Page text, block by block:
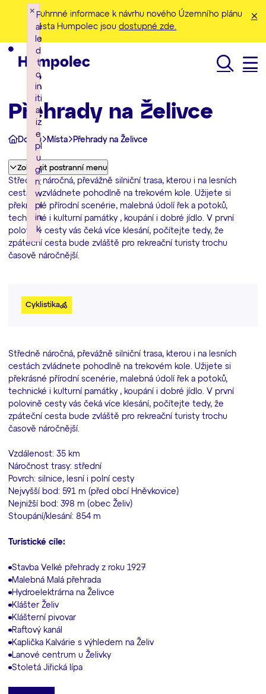
Souhrnné informace k návrhu nového Územního plánu
města Humpolec jsoudostupné zde.
Přehrady na Želivce
Domů Místa Přehrady na Želivce
Středně náročná, převážně silniční trasa, kterou i na lesních
cestách zvládnete pohodlně na trekovém kole. Užijete si
překrásné přírodní scenérie, malebná údolí řek a potoků,
technické i kulturní památky , koupání i dobré jídlo. V první
polovině cesty vás čeká více klesání, počítejte tedy, že
zpáteční cesta bude zvláště pro rekreační turisty trochu
časově náročnější.
Cyklistika
Středně náročná, převážně silniční trasa, kterou i na lesních
cestách zvládnete pohodlně na trekovém kole. Užijete si
překrásné přírodní scenérie, malebná údolí řek a potoků,
technické i kulturní památky , koupání i dobré jídlo. V první
polovině cesty vás čeká více klesání, počítejte tedy, že
zpáteční cesta bude zvláště pro rekreační turisty trochu
časově náročnější.
Vzdálenost: 35 km
Náročnost trasy: střední
Povrch: silnice, lesní i polní cesty
Nejvyšší bod: 591 m (před obcí Hněvkovice)
Nejnižší bod: 398 m (obec Želiv)
Stoupání/klesání: 854 m
Turistické cíle:
Stavba Velké přehrady z roku 1927
Malebná Malá přehrada
Hydroelektrárna na Želivce
Klášter Želiv
Klášterní pivovar
Raftový kanál
Kaplička Kalvárie s výhledem na Želiv
Lanové centrum u Želivky
Stoletá Jiřická lípa
Zobrazit postranní menu
F
ai
le
d
t
o
in
iti
al
iz
e
pl
u
gi
n:
w
pl
in
k
×
Failed to initialize plugin: wplink
F
ai
le
d
t
o
in
iti
al
iz
e
pl
u
gi
n:
w
pl
in
k
×
Failed to initialize plugin: wplink
F
ai
le
d
t
o
in
iti
al
iz
e
pl
u
gi
n:
w
pl
in
k
×
Failed to initialize plugin: wplink